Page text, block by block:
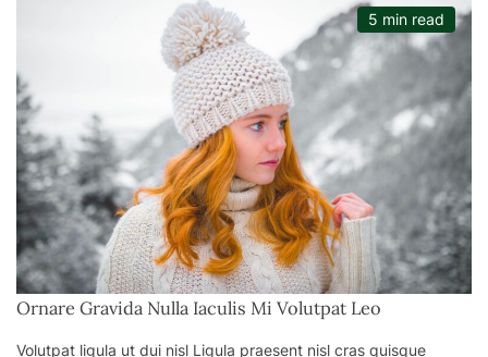
5 min read
Ornare Gravida Nulla Iaculis Mi Volutpat Leo
Volutpat ligula ut dui nisl Ligula praesent nisl cras quisque